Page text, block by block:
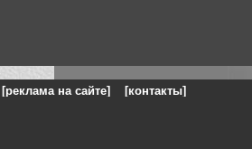
[реклама на сайте] [контакты]